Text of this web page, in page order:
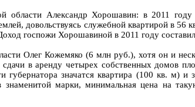
области Александр Хорошавин: в 2011
довольствуясь служебной квартирой в 56
госпожи Хорошавиной в 2011 году
Олег Кожемяко (6 млн руб.), хотя он и
в аренду четырех собственных
значатся квартира (100 кв. м)
марки, минимальная цена на